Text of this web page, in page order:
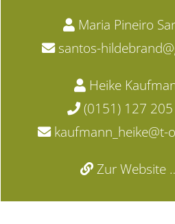
Maria Pineiro
santos-
Heike
(0151) 127
kaufmann_heike@t-
Zur Website